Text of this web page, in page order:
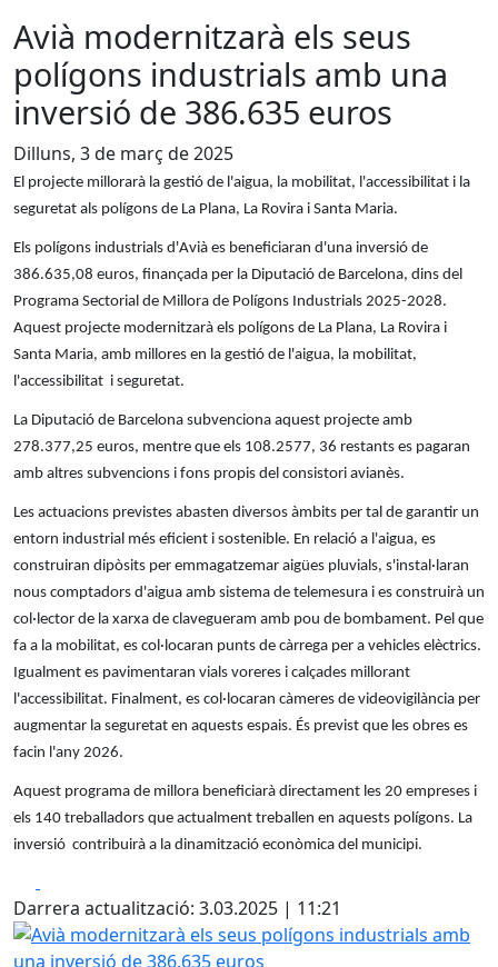
Avià modernitzarà els seus
polígons industrials amb una
inversió de 386.635 euros
Dilluns, 3 de març de 2025
El projecte millorarà la gestió de l'aigua, la mobilitat, l'accessibilitat i la
seguretat als polígons de La Plana, La Rovira i Santa Maria.
Els polígons industrials d'Avià es beneficiaran d'una inversió de
386.635,08 euros, finançada per la Diputació de Barcelona, dins del
Programa Sectorial de Millora de Polígons Industrials 2025-2028.
Aquest projecte modernitzarà els polígons de La Plana, La Rovira i
Santa Maria, amb millores en la gestió de l'aigua, la mobilitat,
l'accessibilitat i seguretat.
La Diputació de Barcelona subvenciona aquest projecte amb
278.377,25 euros, mentre que els 108.2577, 36 restants es pagaran
amb altres subvencions i fons propis del consistori avianès.
Les actuacions previstes abasten diversos àmbits per tal de garantir un
entorn industrial més eficient i sostenible. En relació a l'aigua, es
construiran dipòsits per emmagatzemar aigües pluvials, s'instal·laran
nous comptadors d'aigua amb sistema de telemesura i es construirà un
col·lector de la xarxa de clavegueram amb pou de bombament. Pel que
fa a la mobilitat, es col·locaran punts de càrrega per a vehicles elèctrics.
Igualment es pavimentaran vials voreres i calçades millorant
l'accessibilitat. Finalment, es col·locaran càmeres de videovigilància per
augmentar la seguretat en aquests espais. És previst que les obres es
facin l'any 2026.
Aquest programa de millora beneficiarà directament les 20 empreses i
els 140 treballadors que actualment treballen en aquests polígons. La
inversió contribuirà a la dinamització econòmica del municipi.
Darrera actualització: 3.03.2025 | 11:21
Avià modernitzarà els seus polígons industrials amb una